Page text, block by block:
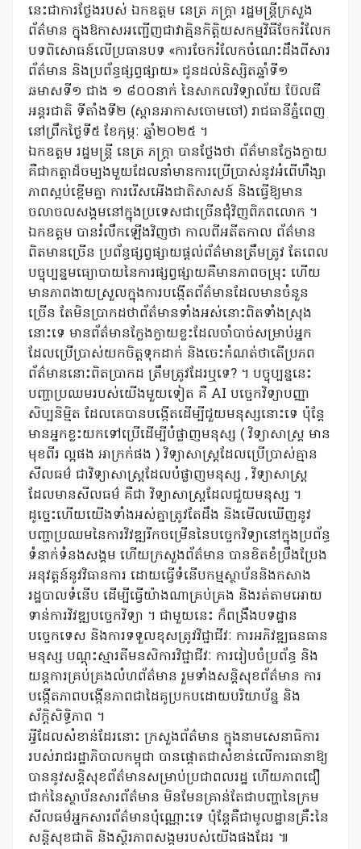
នេះជាការថ្លែងរបស់ ឯកឧត្តម នេត្រ ភក្រ្តា រដ្ឋមន្ត្រីក្រសួង
ព័ត៌មាន ក្នុងឱកាសអញ្ជើញជាវាគ្មិនកិត្តិយសកម្មវិធីចែករំលែក
បទពិសោធន៍លើប្រធានបទ «ការចែករំលែកចំណេះដឹងពីសារ
ព័ត៌មាន និងប្រព័ន្ធផ្សព្វផ្សាយ» ជូនដល់និស្សិតឆ្នាំទី១
ឆមាសទី១ ជាង ១ ៨០០នាក់ នៃសាកលវិទ្យាល័យ ប៊ែលធី
អន្តរជាតិ ទីតាំងទី២ (ស្ពានអាកាសចោមចៅ) រាជធានីភ្នំពេញ
នៅព្រឹកថ្ងៃទី៥ ខែកុម្ភៈ ឆ្នាំ២០២៥ ។
ឯកឧត្តម រដ្ឋមន្ត្រី នេត្រ ភក្ត្រា បានថ្លែងថា ព័ត៌មានក្លែងក្លាយ
គឺជាកត្តាដ៏ចម្បងមួយដែលនាំមានការប្រើប្រាស់នូវអំពើហឹង្សា
ភាពស្អប់ខ្ពើមគ្នា ការរើសអើងជាតិសាសន៍ និងធ្វើឱ្យមាន
ចលាចលសង្គមនៅក្នុងប្រទេសជាច្រើនជុំវិញពិភពលោក ។
ឯកឧត្តម បានរំលឹកឡើងវិញថា កាលពីអតីតកាល ព័ត៌មាន
ពិតមានច្រើន ប្រព័ន្ធផ្សព្វផ្សាយផ្តល់ព័ត៌មានត្រឹមត្រូវ តែពេល
បច្ចុប្បន្នមធ្យោបាយនៃការផ្សព្វផ្សាយគឺមានភាពចម្រុះ ហើយ
មានភាពងាយស្រួលក្នុងការបង្កើតព័ត៌មានដែលមានចំនួន
ច្រើន តែមិនប្រាកដថាព័ត៌មានទាំងអស់នោះពិតទាំងស្រុង
នោះទេ មានព័ត៌មានក្លែងក្លាយខ្លះដែលចាំបាច់សម្រាប់អ្នក
ដែលប្រើប្រាស់យកចិត្តទុកដាក់ និងចេះកំណត់ថាតើប្រភព
ព័ត៌មាននោះពិតប្រាកដ ត្រឹមត្រូវដែរឬទេ? ។ បច្ចុប្បន្ននេះ
បញ្ហាប្រឈមរបស់យើងមួយទៀត គឺ AI បច្ចេកវិទ្យាបញ្ញា
សិប្បនិម្មិត ដែលគេបានបង្កើតដើម្បីជួយមនុស្សនោះទេ ប៉ុន្តែ
មានអ្នកខ្លះយកទៅប្រើដើម្បីបំផ្លាញមនុស្ស ( វិទ្យាសាស្រ្ត មាន
មុខពីរ ល្អផង អាក្រក់ផង ) វិទ្យាសាស្រ្តដែលប្រើប្រាស់គ្មាន
សីលធម៌ ជាវិទ្យាសាស្រ្តដែលបំផ្លាញមនុស្ស , វិទ្យាសាស្ត្រ
ដែលមានសីលធម៌ គឺជា វិទ្យាសាស្រ្តដែលជួយមនុស្ស ។
ដូច្នេះហើយយើងទាំងអស់គ្នាត្រូវតែដឹង និងមើលឃើញនូវ
បញ្ហាប្រឈមនៃការវិវឌ្ឍរីកចម្រើននៃបច្ចេកវិទ្យានៅក្នុងប្រព័ន្ធ
ទំនាក់ទំនងសង្គម ហើយក្រសួងព័ត៌មាន បានខិតខំប្រឹងប្រែង
អនុវត្តន៍នូវវិធានការ ដោយធ្វើទំនើបកម្មស្ថាប័ននិងកសាង
រដ្ឋបាលទំនើប ដើម្បីធ្វើយ៉ាងណាគ្រប់គ្រង និងរត់តាមអោយ
ទាន់ការវិវឌ្ឍបច្ចេកវិទ្យា ។ ជាមួយនេះ ក៏ពង្រឹងបទដ្ឋាន
បច្ចេកទេស និងការទទួលខុសត្រូវវិជ្ជាជីវៈ ការអភិវឌ្ឍធនធាន
មនុស្ស បណ្តុះស្មារតីមនសិការវិជ្ជាជីវៈ ការរៀបចំប្រព័ន្ធ និង
យន្តការគ្រប់គ្រងលំហព័ត៌មាន រួមទាំងសន្តិសុខព័ត៌មាន ការ
បង្កើតភាពបង្កើនភាពជាដៃគូប្រកបដោយបរិយាប័ន្ន និង
ស័ក្តិសិទ្ធិភាព ។
អ្វីដែលសំខាន់ដែរនោះ ក្រសួងព័ត៌មាន ក្នុងនាមសេនាធិការ
របស់រាជរដ្ឋាភិបាលកម្ពុជា បានផ្តោតជាសំខាន់លើការធានាឱ្យ
បាននូវសន្តិសុខព័ត៌មានសម្រាប់ប្រជាពលរដ្ឋ ហើយភាពជឿ
ជាក់នៃស្ថាប័នសារព័ត៌មាន មិនមែនគ្រាន់តែជាបញ្ហានៃក្រម
សីលធម៌អ្នកសារព័ត៌មានប៉ុណ្ណោះទេ ប៉ុន្តែគឺជាមូលដ្ឋានគ្រឹះនៃ
សន្តិសុខជាតិ និងស្ថិរភាពសង្គមរបស់យើងផងដែរ ៕